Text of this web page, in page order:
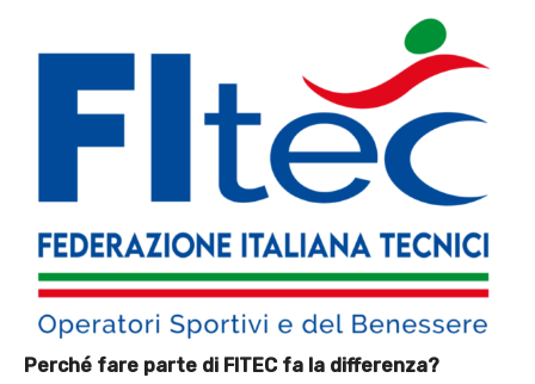
Perché fare parte di FITEC fa la differenza?